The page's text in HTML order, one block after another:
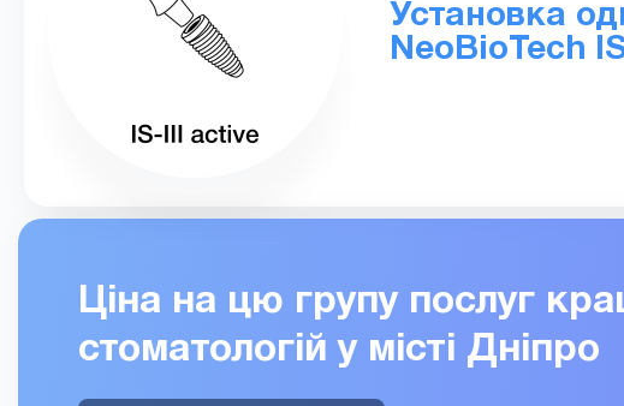
Ціна на цю групу послуг
стоматологій у місті Дніпро
Установка
NeoBioTech